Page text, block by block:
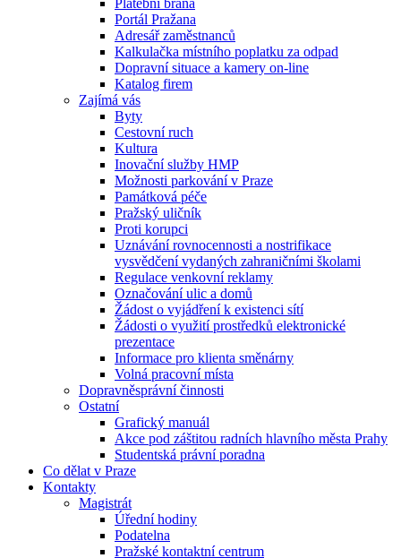
Platební brána
Portál Pražana
Adresář zaměstnanců
Kalkulačka místního poplatku za odpad
Dopravní situace a kamery on-line
Katalog firem
Zajímá vás
Byty
Cestovní ruch
Kultura
Inovační služby HMP
Možnosti parkování v Praze
Památková péče
Pražský uličník
Proti korupci
Uznávání rovnocennosti a nostrifikace
vysvědčení vydaných zahraničními školami
Regulace venkovní reklamy
Označování ulic a domů
Žádost o vyjádření k existenci sítí
Žádosti o využití prostředků elektronické
prezentace
Informace pro klienta směnárny
Volná pracovní místa
Dopravněsprávní činnosti
Ostatní
Grafický manuál
Akce pod záštitou radních hlavního města Prahy
Studentská právní poradna
Co dělat v Praze
Kontakty
Magistrát
Úřední hodiny
Podatelna
Pražské kontaktní centrum